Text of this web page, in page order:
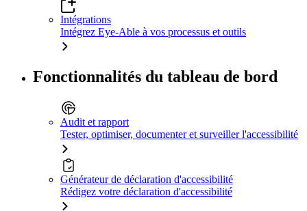
Intégrations
Intégrez Eye-Able à vos processus et outils
Fonctionnalités du tableau de bord
Audit et rapport
Tester, optimiser, documenter et surveiller l'accessibilité
Générateur de déclaration d'accessibilité
Rédigez votre déclaration d'accessibilité